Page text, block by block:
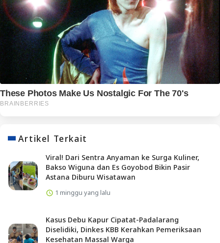
Artikel Terkait
Viral! Dari Sentra Anyaman ke Surga Kuliner,
Bakso Wiguna dan Es Goyobod Bikin Pasir
Astana Diburu Wisatawan
1 minggu yang lalu
Kasus Debu Kapur Cipatat-Padalarang
Diselidiki, Dinkes KBB Kerahkan Pemeriksaan
Kesehatan Massal Warga